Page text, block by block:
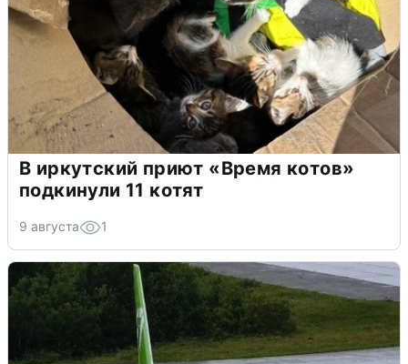
В иркутский приют «Время котов»
подкинули 11 котят
9 августа 1